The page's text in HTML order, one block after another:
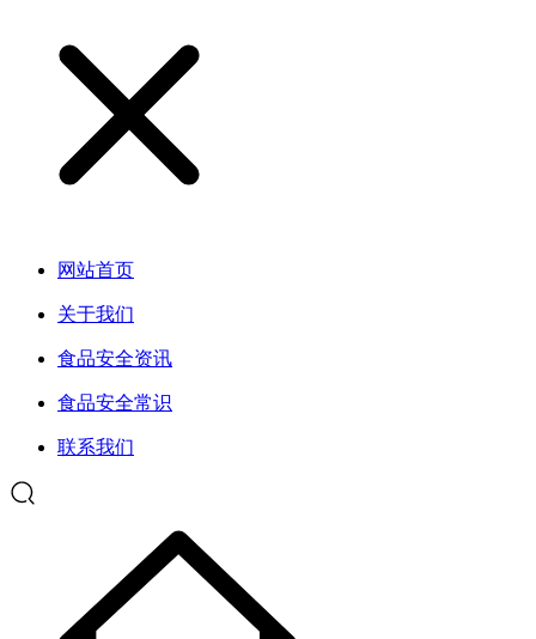
网站首页
关于我们
食品安全资讯
食品安全常识
联系我们